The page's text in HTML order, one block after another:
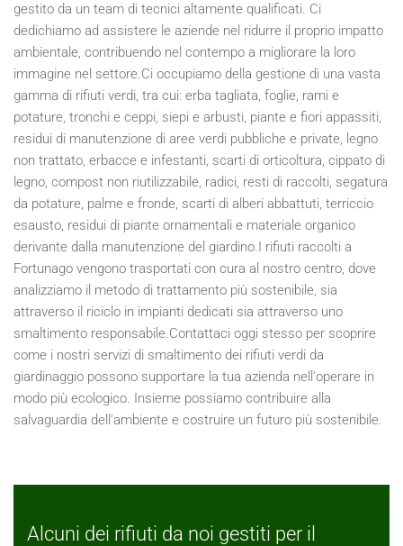
gestito da un team di tecnici altamente qualificati. Ci
dedichiamo ad assistere le aziende nel ridurre il proprio impatto
ambientale, contribuendo nel contempo a migliorare la loro
immagine nel settore.Ci occupiamo della gestione di una vasta
gamma di rifiuti verdi, tra cui: erba tagliata, foglie, rami e
potature, tronchi e ceppi, siepi e arbusti, piante e fiori appassiti,
residui di manutenzione di aree verdi pubbliche e private, legno
non trattato, erbacce e infestanti, scarti di orticoltura, cippato di
legno, compost non riutilizzabile, radici, resti di raccolti, segatura
da potature, palme e fronde, scarti di alberi abbattuti, terriccio
esausto, residui di piante ornamentali e materiale organico
derivante dalla manutenzione del giardino.I rifiuti raccolti a
Fortunago vengono trasportati con cura al nostro centro, dove
analizziamo il metodo di trattamento più sostenibile, sia
attraverso il riciclo in impianti dedicati sia attraverso uno
smaltimento responsabile.Contattaci oggi stesso per scoprire
come i nostri servizi di smaltimento dei rifiuti verdi da
giardinaggio possono supportare la tua azienda nell'operare in
modo più ecologico. Insieme possiamo contribuire alla
salvaguardia dell'ambiente e costruire un futuro più sostenibile.
Alcuni dei rifiuti da noi gestiti per il